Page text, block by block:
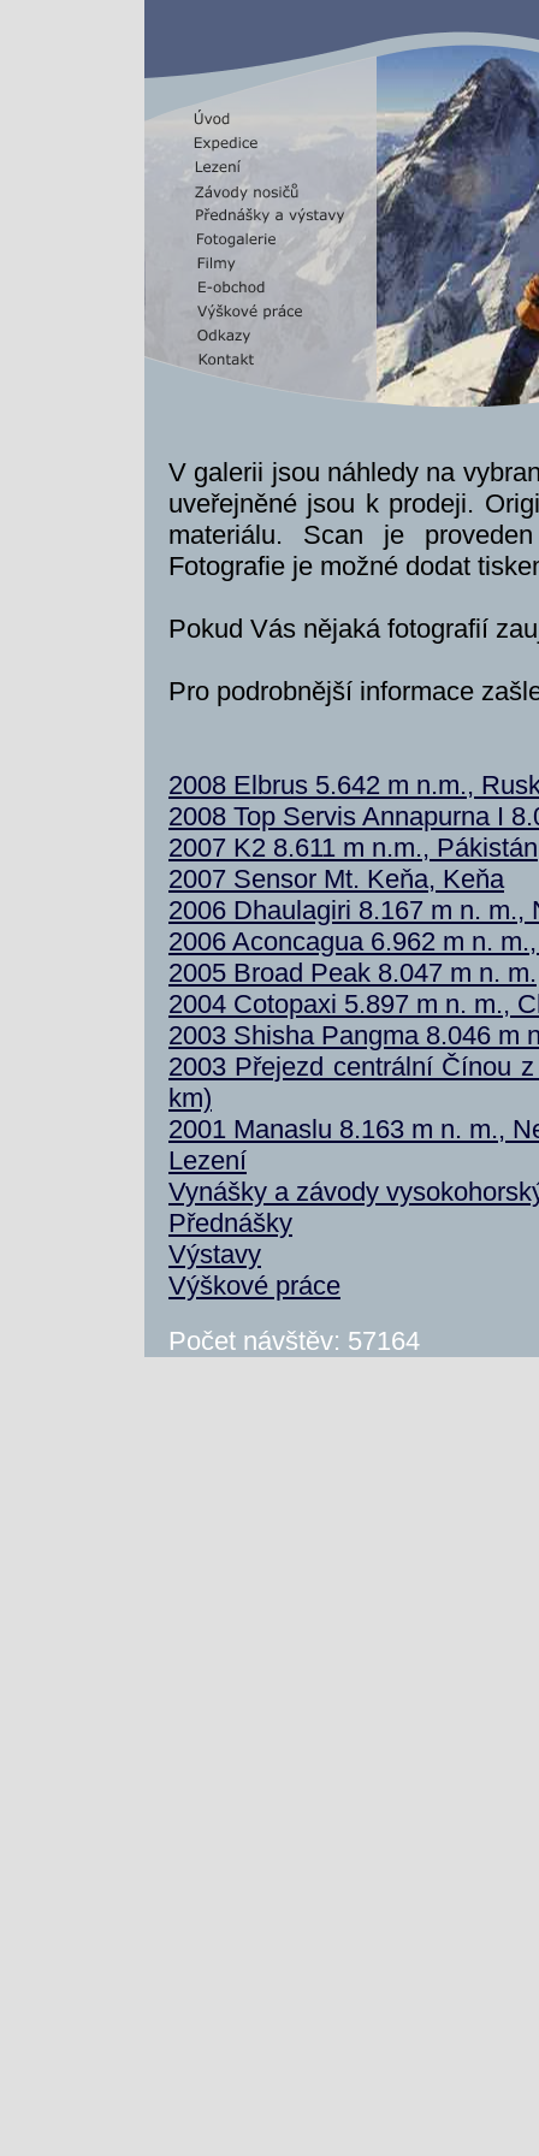
V galerii jsou náhledy na
uveřejněné jsou k prodeji.
materiálu. Scan je
Fotografie je možné dodat
Pokud Vás nějaká fotografií
Pro podrobnější informace
2008 Elbrus 5.642 m n.m.,
2008 Top Servis Annapurna I
2007 K2 8.611 m n.m., Pákistán
2007 Sensor Mt. Keňa, Keňa
2006 Dhaulagiri 8.167 m n. m.,
2006 Aconcagua 6.962 m n.
2005 Broad Peak 8.047 m n.
2004 Cotopaxi 5.897 m n. m.,
2003 Shisha Pangma 8.046 m
2003 Přejezd centrální Čínou
km)
2001 Manaslu 8.163 m n. m.,
Lezení
Vynášky a závody
Přednášky
Výstavy
Výškové práce
Počet návštěv: 57164